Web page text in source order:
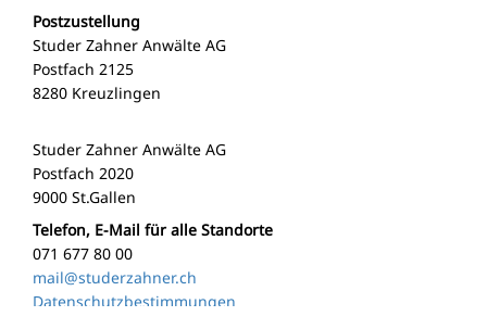
Postzustellung
Studer Zahner Anwälte AG
Postfach 2125
8280 Kreuzlingen
Studer Zahner Anwälte AG
Postfach 2020
9000 St.Gallen
Telefon, E-Mail für alle Standorte
071 677 80 00
mail@studerzahner.ch
Datenschutzbestimmungen